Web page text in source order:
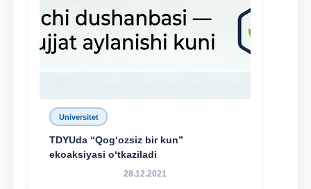
Universitet
TDYUda “Qog‘ozsiz bir kun”
ekoaksiyasi o‘tkaziladi
28.12.2021